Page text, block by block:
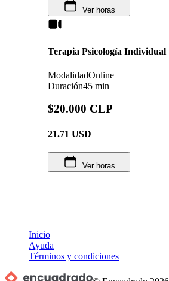
Ver horas
Terapia Psicología Individual
ModalidadOnline
Duración45 min
$20.000 CLP
21.71 USD
Ver horas
Inicio
Ayuda
Términos y condiciones